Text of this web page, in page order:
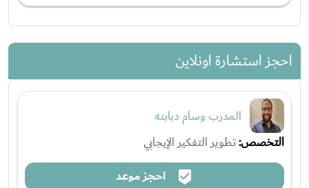
احجز استشارة اونلاين
المدرب وسام دبابنه
التخصص:تطوير التفكير الإيجابي
احجز موعد